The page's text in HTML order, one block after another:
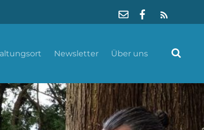
Newsletter Über uns